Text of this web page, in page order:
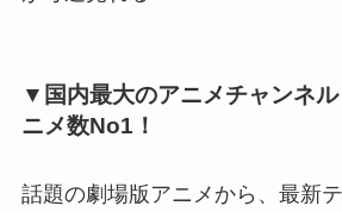
▼国内最大のアニメチャンネ
ニメ数No1！
話題の劇場版アニメから、最新